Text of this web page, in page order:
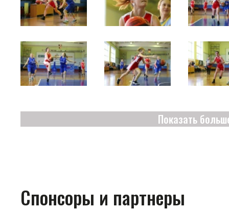
Показать
Спонсоры и партнеры